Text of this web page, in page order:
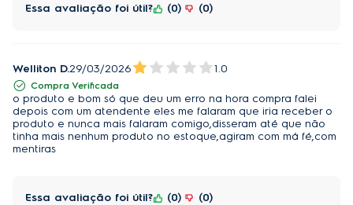
Função ventilar
Conectividade
Ciclo (frio/quente e frio) Só Frio
Essa avaliação foi útil? 0 0
Welliton D.29/03/2026 1.0
Compra Verificada
o produto e bom só que deu um erro na hora compra falei
depois com um atendente eles me falaram que iria receber o
produto e nunca mais falaram comigo,disseram até que não
tinha mais nenhum produto no estoque,agiram com má fé,com
mentiras
Essa avaliação foi útil? 0 0